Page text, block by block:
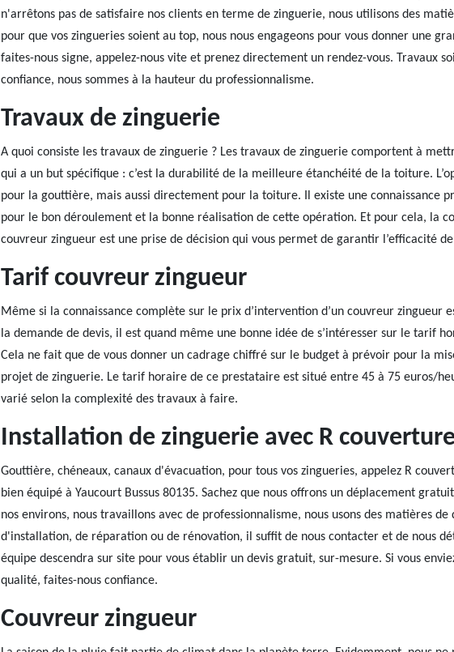
n'arrêtons pas de satisfaire nos clients en terme de zinguerie, nous utilisons des
pour que vos zingueries soient au top, nous nous engageons pour vous donner une
faites-nous signe, appelez-nous vite et prenez directement un rendez-vous. Travaux
confiance, nous sommes à la hauteur du professionnalisme.
Travaux de zinguerie
A quoi consiste les travaux de zinguerie ? Les travaux de zinguerie comportent à
qui a un but spécifique : c’est la durabilité de la meilleure étanchéité de la toiture.
pour la gouttière, mais aussi directement pour la toiture. Il existe une connaissance
pour le bon déroulement et la bonne réalisation de cette opération. Et pour cela, la
couvreur zingueur est une prise de décision qui vous permet de garantir l’efficacité
Tarif couvreur zingueur
Même si la connaissance complète sur le prix d’intervention d’un couvreur zingueur
la demande de devis, il est quand même une bonne idée de s’intéresser sur le tarif
Cela ne fait que de vous donner un cadrage chiffré sur le budget à prévoir pour la
projet de zinguerie. Le tarif horaire de ce prestataire est situé entre 45 à 75 euros/
varié selon la complexité des travaux à faire.
Installation de zinguerie avec R
Gouttière, chéneaux, canaux d'évacuation, pour tous vos zingueries, appelez R
bien équipé à Yaucourt Bussus 80135. Sachez que nous offrons un déplacement
nos environs, nous travaillons avec de professionnalisme, nous usons des matières de
d'installation, de réparation ou de rénovation, il suffit de nous contacter et de nous
équipe descendra sur site pour vous établir un devis gratuit, sur-mesure. Si vous
qualité, faites-nous confiance.
Couvreur zingueur